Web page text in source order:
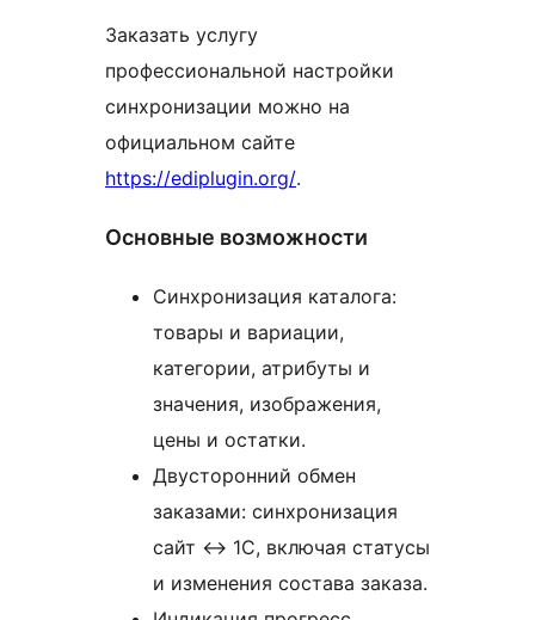
Заказать услугу
профессиональной настройки
синхронизации можно на
официальном сайте
https://ediplugin.org/.
Основные возможности
Синхронизация каталога:
товары и вариации,
категории, атрибуты и
значения, изображения,
цены и остатки.
Двусторонний обмен
заказами: синхронизация
сайт ↔ 1С, включая статусы
и изменения состава заказа.